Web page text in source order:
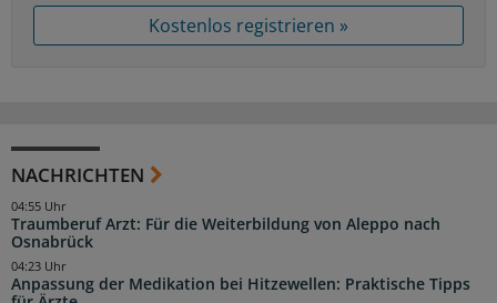
Kostenlos registrieren »
NACHRICHTEN
Traumberuf Arzt: Für die Weiterbildung von Aleppo nach
Osnabrück
04:55 Uhr
Anpassung der Medikation bei Hitzewellen: Praktische Tipps
04:23 Uhr